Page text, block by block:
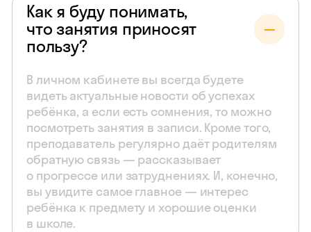
Как я буду понимать,
что занятия приносят
пользу?
В личном кабинете вы всегда будете
видеть актуальные новости об успехах
ребёнка, а если есть сомнения, то можно
посмотреть занятия в записи. Кроме того,
преподаватель регулярно даёт родителям
обратную связь — рассказывает
о прогрессе или затруднениях. И, конечно,
вы увидите самое главное — интерес
ребёнка к предмету и хорошие оценки
в школе.